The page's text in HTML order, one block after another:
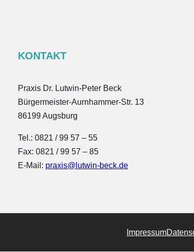
KONTAKT
Praxis Dr. Lutwin-Peter Beck
Bürgermeister-Aurnhammer-Str. 13
86199 Augsburg
Tel.: 0821 / 99 57 – 55
Fax: 0821 / 99 57 – 85
E-Mail: praxis@lutwin-beck.de
Impressum